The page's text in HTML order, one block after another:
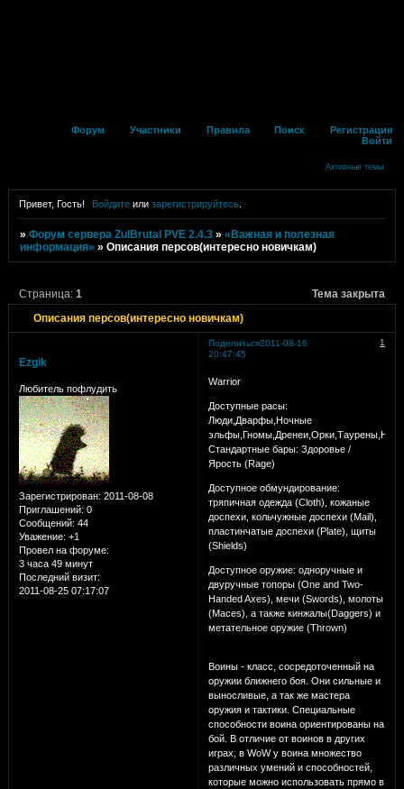
Форум Участники Правила Поиск
Регистрация
Войти
Активные темы
Привет, Гость! Войдите илизарегистрируйтесь
»Форум сервера ZulBrutal PVE 2.4.3 »«Важная и полезная
информация» »Описания персов(интересно новичкам)
Описания персов(интересно новичкам)
Страница:1 Тема закрыта
Поделиться 1
2011-08-16
20:47:45
Ezgik
Любитель пофлудить
Зарегистрирован: 2011-08-08
Приглашений: 0
Сообщений: 44
Уважение: +1
Провел на форуме:
3 часа 49 минут
Последний визит:
2011-08-25 07:17:07
Warrior
Доступные расы:
Люди,Дварфы,Ночные
Стандартные бары: Здоровье /
Ярость (Rage)
Доступное обмундирование:
тряпичная одежда (Cloth), кожаные
доспехи, кольчужные доспехи (Mail),
пластинчатые доспехи (Plate), щиты
(Shields)
Доступное оружие: одноручные и
двуручные топоры (One and Two-
Handed Axes), мечи (Swords), молоты
(Maces), а также кинжалы(Daggers) и
метательное оружие (Thrown)
Воины - класс, сосредоточенный на
оружии ближнего боя. Они сильные и
выносливые, а так же мастера
оружия и тактики. Специальные
способности воина ориентированы на
бой. В отличие от воинов в других
играх, в WoW у воина множество
различных умений и способностей,
которые можно использовать прямо в